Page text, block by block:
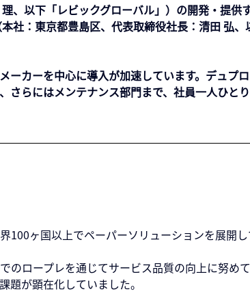
、以下「レビックグローバル」）の開発・提供
社：東京都豊島区、代表取締役社長：清田 弘
カーを中心に導入が加速しています。デュプ
らにはメンテナンス部門まで、社員一人ひと
ヶ国以上でペーパーソリューションを展開し
ロープレを通じてサービス品質の向上に努め
題が顕在化していました。